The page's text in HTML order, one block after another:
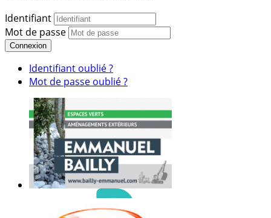
Identifiant
Mot de passe
Connexion
Identifiant oublié ?
Mot de passe oublié ?